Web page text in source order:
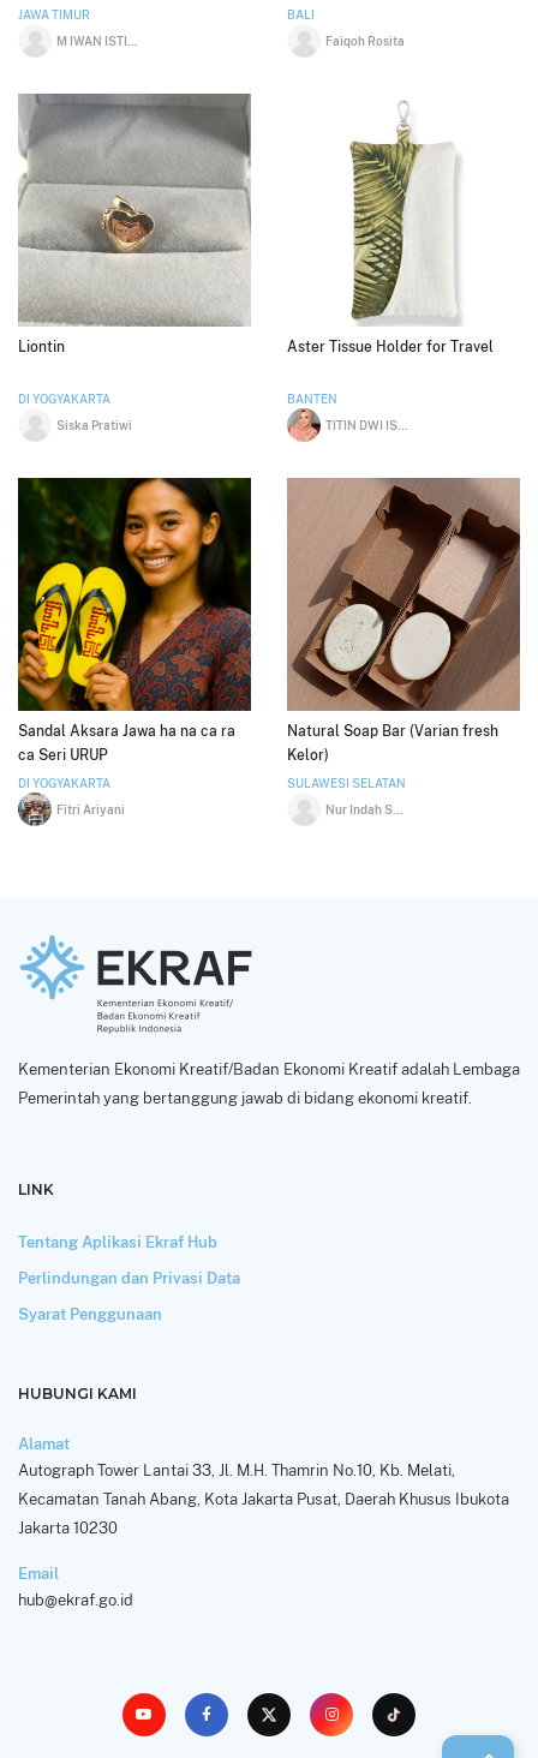
JAWA TIMUR
BALI
Faiqoh Rosita
Liontin
DI YOGYAKARTA
Siska Pratiwi
Aster Tissue Holder for Travel
BANTEN
Sandal Aksara Jawa ha na ca ra
ca Seri URUP
DI YOGYAKARTA
Fitri Ariyani
Natural Soap Bar (Varian fresh
Kelor)
SULAWESI SELATAN
Kementerian Ekonomi Kreatif/Badan Ekonomi Kreatif adalah Lembaga
Pemerintah yang bertanggung jawab di bidang ekonomi kreatif.
LINK
Tentang Aplikasi Ekraf Hub
Perlindungan dan Privasi Data
Syarat Penggunaan
HUBUNGI KAMI
Alamat
Autograph Tower Lantai 33, Jl. M.H. Thamrin No.10, Kb. Melati,
Kecamatan Tanah Abang, Kota Jakarta Pusat, Daerah Khusus Ibukota
Jakarta 10230
Email
hub@ekraf.go.id